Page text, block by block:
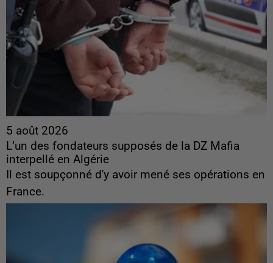
5 août 2026
L’un des fondateurs supposés de la DZ Mafia
interpellé en Algérie
Il est soupçonné d'y avoir mené ses opérations en
France.